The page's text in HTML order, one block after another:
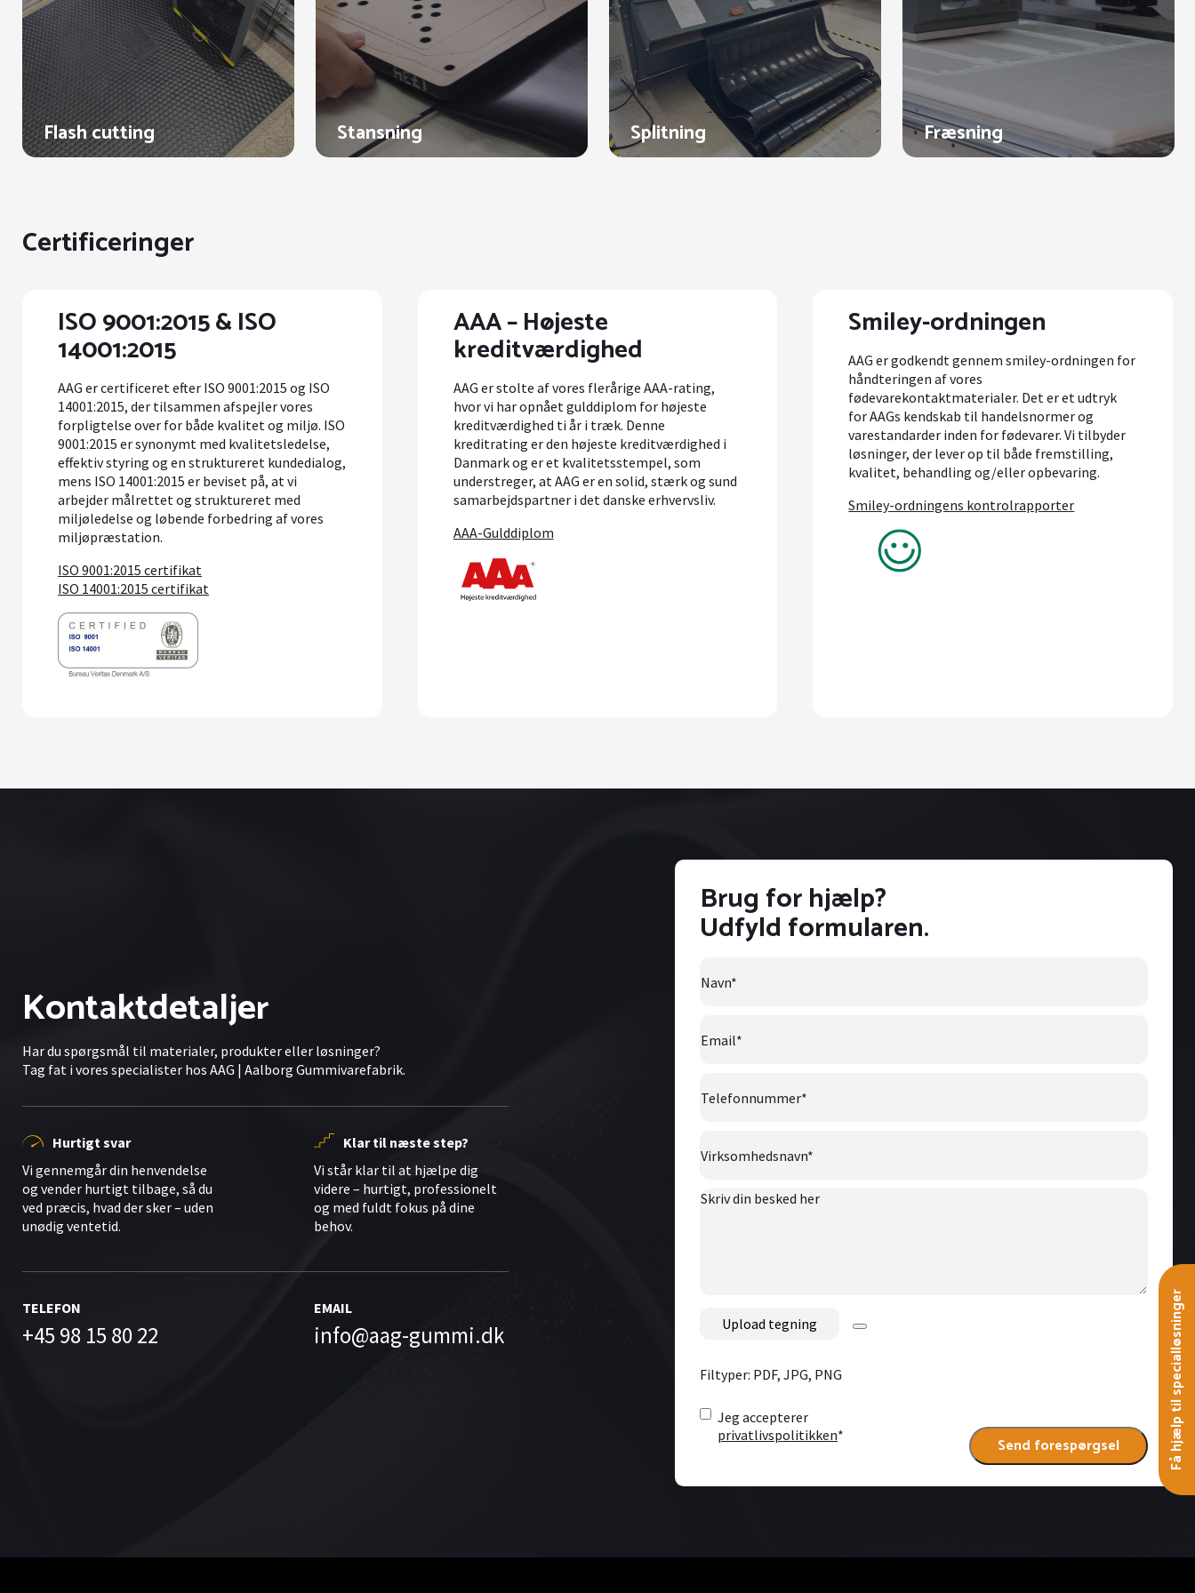
Flash cutting Stansning Splitning Fræsning
Certificeringer
ISO 9001:2015 & ISO
14001:2015
AAG er certificeret efter ISO 9001:2015 og ISO
14001:2015, der tilsammen afspejler vores
forpligtelse over for både kvalitet og miljø. ISO
9001:2015 er synonymt med kvalitetsledelse,
effektiv styring og en struktureret kundedialog,
mens ISO 14001:2015 er beviset på, at vi
arbejder målrettet og struktureret med
miljøledelse og løbende forbedring af vores
miljøpræstation.
ISO 9001:2015 certifikat
ISO 14001:2015 certifikat
AAA – Højeste
kreditværdighed
AAG er stolte af vores flerårige AAA-rating,
hvor vi har opnået gulddiplom for højeste
kreditværdighed ti år i træk. Denne
kreditrating er den højeste kreditværdighed i
Danmark og er et kvalitetsstempel, som
understreger, at AAG er en solid, stærk og sund
samarbejdspartner i det danske erhvervsliv.
AAA-Gulddiplom
Smiley-ordningen
AAG er godkendt gennem smiley-ordningen for
håndteringen af vores
fødevarekontaktmaterialer. Det er et udtryk
for AAGs kendskab til handelsnormer og
varestandarder inden for fødevarer. Vi tilbyder
løsninger, der lever op til både fremstilling,
kvalitet, behandling og/eller opbevaring.
Smiley-ordningens kontrolrapporter
Kontaktdetaljer
Har du spørgsmål til materialer, produkter eller løsninger?
Tag fat i vores specialister hos AAG | Aalborg Gummivarefabrik.
Hurtigt svar
Vi gennemgår din henvendelse
og vender hurtigt tilbage, så du
ved præcis, hvad der sker – uden
unødig ventetid.
Klar til næste step?
Vi står klar til at hjælpe dig
videre – hurtigt, professionelt
og med fuldt fokus på dine
behov.
TELEFON
+45 98 15 80 22
EMAIL
info@aag-gummi.dk
Brug for hjælp?
Udfyld formularen.
Skriv
Filtyper: PDF, JPG, PNG
Consent*
Jeg accepterer
privatlivspolitikken* Få hjælp til specialløsninger